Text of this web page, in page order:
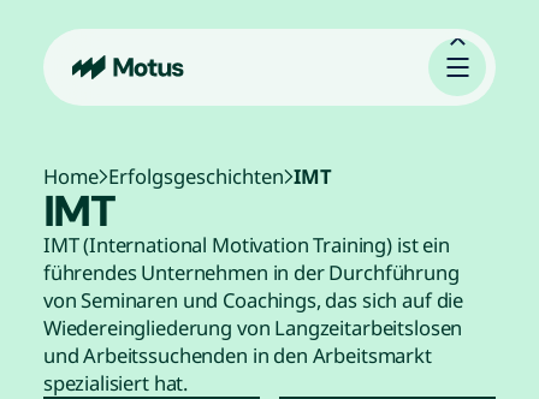
Home Erfolgsgeschichten IMT
IMT
IMT (International Motivation Training) ist ein
führendes Unternehmen in der Durchführung
von Seminaren und Coachings, das sich auf die
Wiedereingliederung von Langzeitarbeitslosen
und Arbeitssuchenden in den Arbeitsmarkt
spezialisiert hat.